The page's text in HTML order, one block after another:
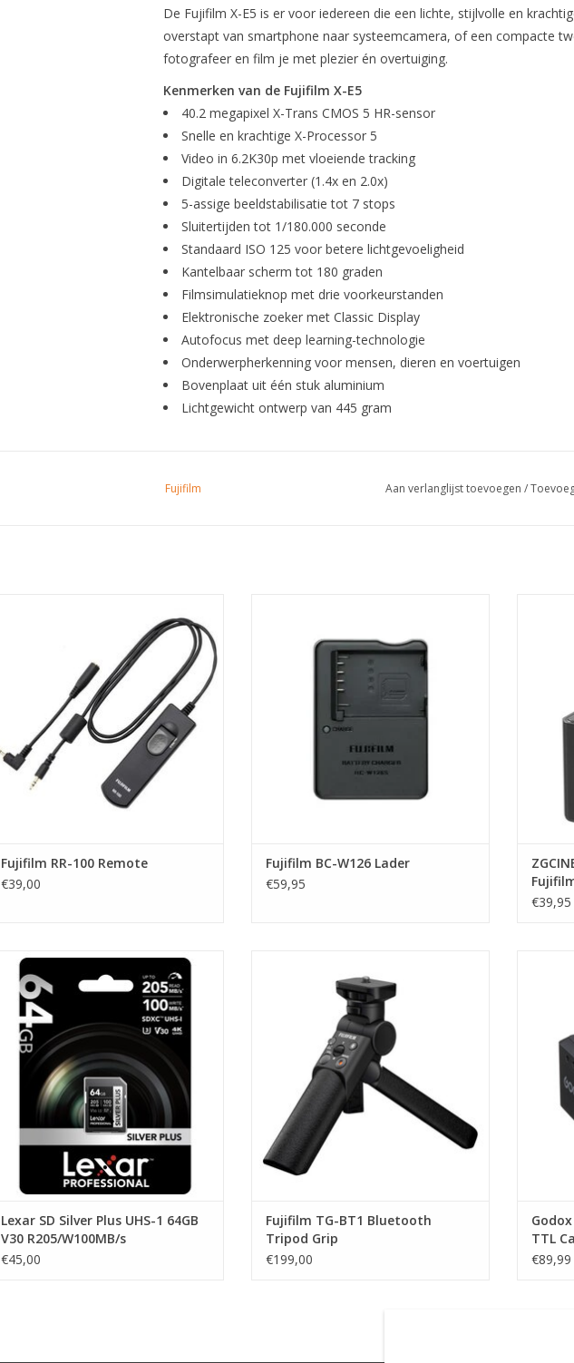
De Fujifilm X-E5 is er voor iedereen die een lichte, stijlvolle en
overstapt van smartphone naar systeemcamera, of een compacte
fotografeer en film je met plezier én overtuiging.
Kenmerken van de Fujifilm X-E5
40.2 megapixel X-Trans CMOS 5 HR-sensor
Snelle en krachtige X-Processor 5
Video in 6.2K30p met vloeiende tracking
Digitale teleconverter (1.4x en 2.0x)
5-assige beeldstabilisatie tot 7 stops
Sluitertijden tot 1/180.000 seconde
Standaard ISO 125 voor betere lichtgevoeligheid
Kantelbaar scherm tot 180 graden
Filmsimulatieknop met drie voorkeurstanden
Elektronische zoeker met Classic Display
Autofocus met deep learning-technologie
Onderwerpherkenning voor mensen, dieren en voertuigen
Bovenplaat uit één stuk aluminium
Lichtgewicht ontwerp van 445 gram
Fujifilm Aan verlanglijst toevoegen /
TOEVOEGEN AAN WINKELWAGEN
Fujifilm RR-100 Remote
€39,00
Fujifilm BC-W126 Lader
€59,95
ZGCine
€39,95
Lexar Lexar SD Silver Plus UHS-1 64GB V30
R205/W100MB/s
TOEVOEGEN AAN WINKELWAGEN
Lexar SD Silver Plus UHS-1 64GB
V30 R205/W100MB/s
€45,00
TOEVOEGEN AAN WINKELWAGEN
Fujifilm TG-BT1 Bluetooth
Tripod Grip
€199,00
TTL
€89,99